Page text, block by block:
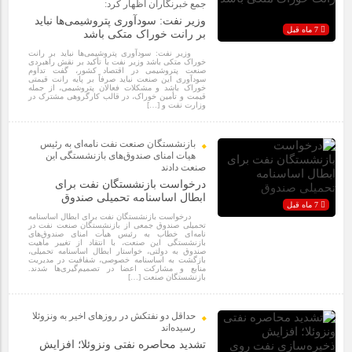
جمع خبرنگاران اظهار کرد:
وزیر نفت: سودآوری پتروشیمی‌ها نباید
بر رانت خوراک متکی باشد
وزیر نفت: سودآوری پتروشیمی‌ها نباید بر رانت
خوراک متکی باشد وزیر نفت با تأکید بر نقش راهبردی
صنعت پتروشیمی در اقتصاد کشور، گفت تداوم
سودآوری این صنعت نباید صرفاً بر پایه رانت قیمتی
خوراک باشد و مشکلات فعالان پتروشیمی، از جمله
قیمت و تأمین خوراک، در قالب کارگروهی مشترک در
وزارت نفت و […]
بازنشستگان صنعت نفت نامه‌ای به رئیس
هیات امنای صندوق‌های بازنشستگی این
صنعت دادند
درخواست بازنشستگان نفت برای
ابطال اساسنامه تحمیلی صندوق
درخواست بازنشستگان نفت برای ابطال اساسنامه
تحمیلی صندوق جمعی از بازنشستگان صنعت نفت در
نامه‌ای خطاب به رئیس هیأت امنای صندوق‌های
بازنشستگی این صنعت، با انتقاد از تغییر ماهیت
صندوق به دولتی، خواستار ابطال اساسنامه تحمیلی،
بازگشت به اساسنامه خصوصی، شفافیت در مدیریت
منابع و مشارکت اعضا در تصمیم‌گیری‌ها شدند.
بازنشستگان صنعت […]
حداقل دو نفتکش در روزهای اخیر به ونزوئلا
رسیده‌اند
تشدید محاصره نفتی ونزوئلا؛ افزایش